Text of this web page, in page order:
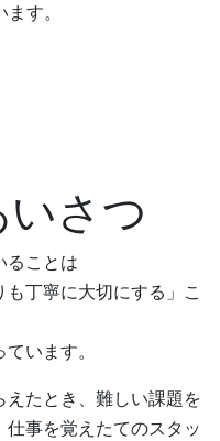
す。
さつ
ることは
も丁寧に大切にする」こ
います。
たとき、難しい課題を
仕事を覚えたてのスタッ